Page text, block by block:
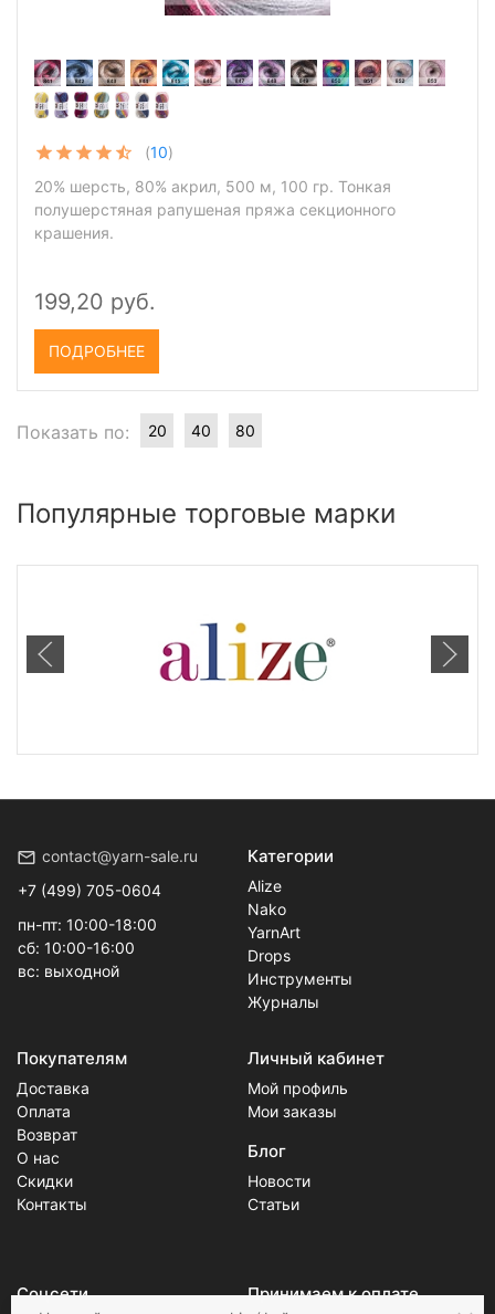
(10)
20% шерсть, 80% акрил, 500 м, 100 гр. Тонкая
полушерстяная рапушеная пряжа секционного
крашения.
199,20 руб.
ПОДРОБНЕЕ
Показать по: 20 40 80
Популярные торговые марки
contact@yarn-sale.ru
+7 (499) 705-0604
пн-пт: 10:00-18:00
сб: 10:00-16:00
вс: выходной
Категории
Alize
Nako
YarnArt
Drops
Инструменты
Журналы
Покупателям
Доставка
Оплата
Возврат
О нас
Скидки
Контакты
Личный кабинет
Мой профиль
Мои заказы
Блог
Новости
Статьи
Соцсети Принимаем к оплате